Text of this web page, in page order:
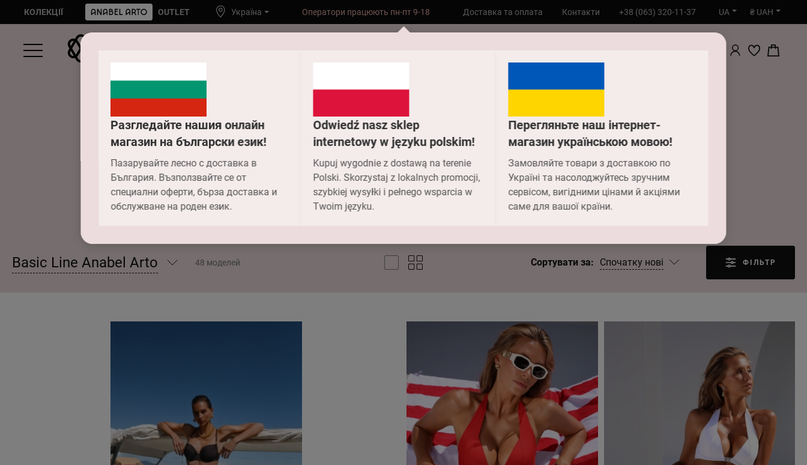
Разгледайте нашия онлайн
магазин на български език!
Пазарувайте лесно с доставка в
България. Възползвайте се от
специални оферти, бърза доставка и
обслужване на роден език.
Odwiedź nasz sklep
internetowy w języku polskim!
Kupuj wygodnie z dostawą na terenie
Polski. Skorzystaj z lokalnych promocji,
szybkiej wysyłki i pełnego wsparcia w
Twoim języku.
Перегляньте наш інтернет-
магазин українською мовою!
Замовляйте товари з доставкою по
Україні та насолоджуйтесь зручним
сервісом, вигідними цінами й акціями
саме для вашої країни.
КОЛЕКЦІЇ OUTLET Україна
Безкоштовна доставка до складу НП
замовлень від 2000 грн
Доставка та оплата Контакти +38 (063) 320-11-37 UA ₴ UAH
Головна Колекції
Basic Line Anabel Arto
Basic Line Anabel Arto 48 моделей Сортувати за: Спочатку нові ФІЛЬТР